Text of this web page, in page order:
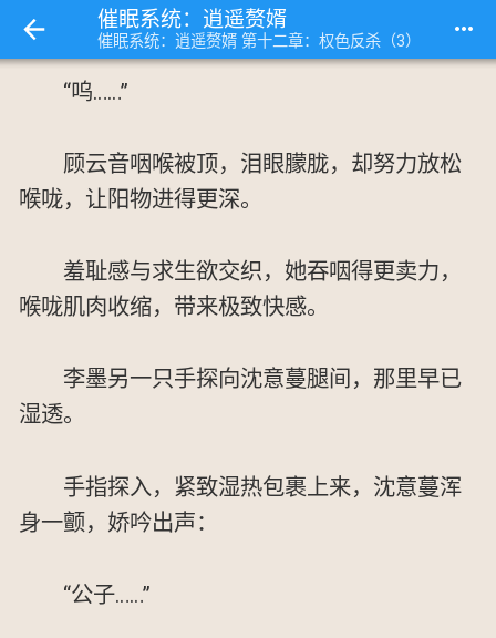
催眠系统：逍遥赘婿
催眠系统：逍遥赘婿 第十二章：权色反杀（3） more_horiz
“呜……”
顾云音咽喉被顶，泪眼朦胧，却努力放松
喉咙，让阳物进得更深。
羞耻感与求生欲交织，她吞咽得更卖力，
喉咙肌肉收缩，带来极致快感。
李墨另一只手探向沈意蔓腿间，那里早已
湿透。
手指探入，紧致湿热包裹上来，沈意蔓浑
身一颤，娇吟出声：
“公子……”